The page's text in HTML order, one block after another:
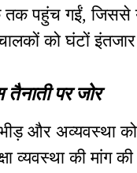
पहुंच गईं, जिससे
को घंटों
तैनाती पर जोर
भीड़ और अव्यवस्था
व्यवस्था की मांग